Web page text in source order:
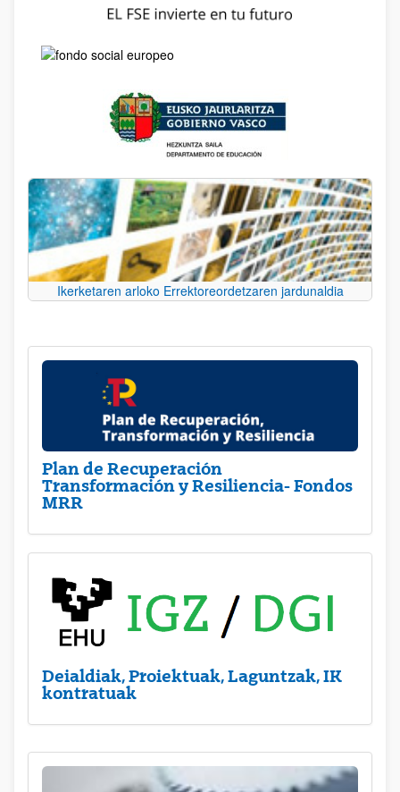
Ikerketaren arloko Errektoreordetzaren jardunaldia
Plan de Recuperación
Transformación y Resiliencia- Fondos
MRR
Deialdiak, Proiektuak, Laguntzak, IK
kontratuak